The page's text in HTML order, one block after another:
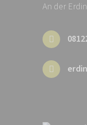
An der